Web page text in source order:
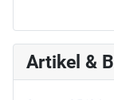
Artikel &